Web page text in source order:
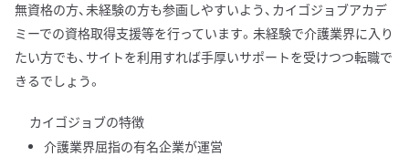
無資格の方、未経験の方も参画しやすいよう、カイゴジョブアカデ
ミーでの資格取得支援等を行っています。未経験で介護業界に入り
たい方でも、サイトを利用すれば手厚いサポートを受けつつ転職で
きるでしょう。
カイゴジョブの特徴
介護業界屈指の有名企業が運営